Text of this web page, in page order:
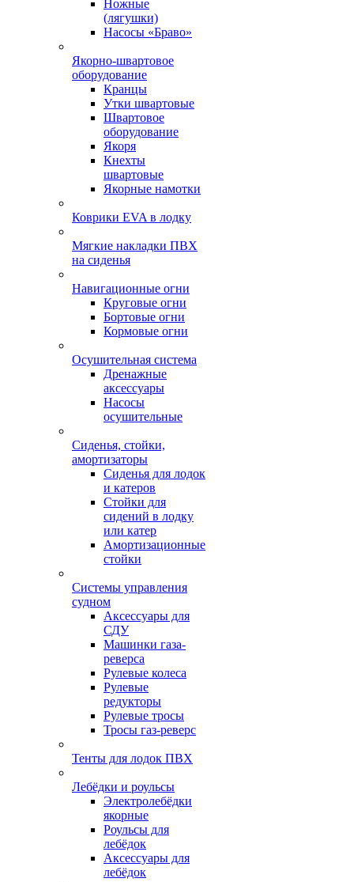
Ножные
(лягушки)
Насосы «Браво»
Якорно-швартовое
оборудование
Кранцы
Утки швартовые
Швартовое
оборудование
Якоря
Кнехты
швартовые
Якорные намотки
Коврики EVA в лодку
Мягкие накладки ПВХ
на сиденья
Навигационные огни
Круговые огни
Бортовые огни
Кормовые огни
Осушительная система
Дренажные
аксессуары
Насосы
осушительные
Сиденья, стойки,
амортизаторы
Сиденья для лодок
и катеров
Стойки для
сидений в лодку
или катер
Амортизационные
стойки
Системы управления
судном
Аксессуары для
СДУ
Машинки газа-
реверса
Рулевые колеса
Рулевые
редукторы
Рулевые тросы
Тросы газ-реверс
Тенты для лодок ПВХ
Лебёдки и роульсы
Электролебёдки
якорные
Роульсы для
лебёдок
Аксессуары для
лебёдок